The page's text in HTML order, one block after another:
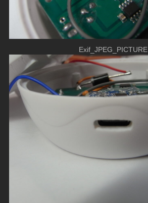
Exif_JPEG_PICTURE